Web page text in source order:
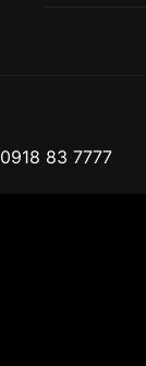
0918 83 7777